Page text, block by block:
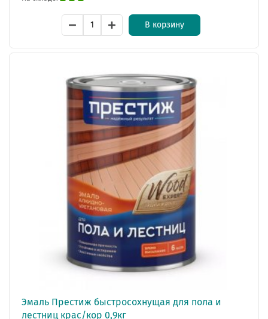
В корзину
Эмаль Престиж быстросохнущая для пола и
лестниц крас/кор 0,9кг